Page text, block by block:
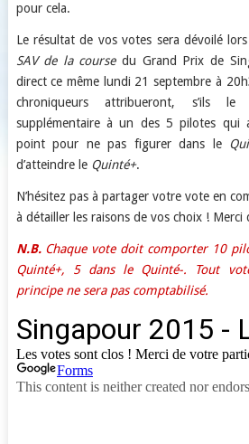
pour cela.
Le résultat de vos votes sera dévoilé
SAV de la coursedu Grand Prix de
direct ce même lundi 21 septembre à
chroniqueurs attribueront, s’ils
supplémentaire à un des 5 pilotes qui
point pour ne pas figurer dans le
d’atteindre le Quinté+.
N’hésitez pas à partager votre vote en
à détailler les raisons de vos choix !
N.B.Chaque vote doit comporter 10
Quinté+, 5 dans le Quinté-. Tout
principe ne sera pas comptabilisé.